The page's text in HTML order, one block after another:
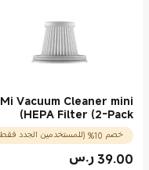
Mi Vacuum Cleaner mini
HEPA Filter (2-Pack)
خصم 10% (للمستخدمين الجدد فقط)
39.00ر.سCurrent Price ر.س39.00